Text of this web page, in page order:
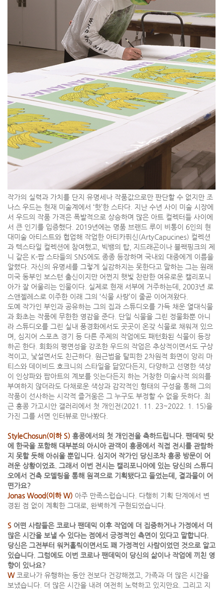
작가의 실력과 가치를 단지 유명세나 작품값으로만 판단할 수 없지만 조
나스 우드는 현재 미술계에서 ‘핫’한 스타다. 지난 수년 사이 미술 시장에
서 우드의 작품 가격은 폭발적으로 상승하며 많은 아트 컬렉터들 사이에
서 큰 인기를 입증했다. 2019년에는 명품 브랜드 루이 비통이 6인의 현
대미술 아티스트와 협업해 작업한 아티카퓌신(ArtyCapucines) 컬렉션
과 텍스타일 컬렉션에 참여했고, 빅뱅의 탑, 지드래곤이나 블랙핑크의 제
니 같은 K-팝 스타들의 SNS에도 종종 등장하며 국내외 대중에게 이름을
알렸다. 자신의 유명세를 그렇게 실감하지는 못한다고 말하는 그는 원래
미국 동부인 보스턴 출신이지만 어쩐지 햇빛 찬란한 여유로운 캘리포니
아가 잘 어울리는 인물이다. 실제로 현재 서부에 거주하는데, 2003년 로
스앤젤레스로 이주한 이래 그의 ‘식물 사랑’이 줄곧 이어져왔다.
도예 작가인 부인과 공유하는 그의 집과 스튜디오를 가득 채운 열대식물
과 화초는 작품에 무한한 영감을 준다. 단일 식물을 그린 정물화뿐 아니
라 스튜디오를 그린 실내 풍경화에서도 곳곳이 온갖 식물로 채워져 있으
며, 심지어 스포츠 경기 등 다른 주제의 작업에도 패턴화된 식물이 등장
하곤 한다. 회화의 평면성을 강조한 우드의 작업은 추상적이면서도 구상
적이고, 낯설면서도 친근하다. 원근법을 탈피한 2차원적 화면이 앙리 마
티스와 데이비드 호크니의 스타일을 닮았다든지, 다양하고 선명한 색상
이 인상파와 팝아트의 계보를 잇는다든지 하는 거창한 미술사적 의의를
부여하지 않더라도 다채로운 색상과 감각적인 형태의 구성을 통해 그의
작품이 선사하는 시각적 즐거움은 그 누구도 부정할 수 없을 듯하다. 최
근 홍콩 가고시안 갤러리에서 첫 개인전(2021. 11. 23~2022. 1. 15)을
가진 그를 서면 인터뷰로 만나봤다.
StyleChosun(이하 S) 홍콩에서의 첫 개인전을 축하드립니다. 팬데믹 탓
에 한국을 포함해 대부분의 아시아 관객이 홍콩에서 직접 전시를 관람하
지 못할 듯해 아쉬울 뿐입니다. 심지어 작가인 당신조차 홍콩 방문이 어
려운 상황이었죠. 그래서 이번 전시는 캘리포니아에 있는 당신의 스튜디
오에서 건축 모델링을 통해 원격으로 기획됐다고 들었는데, 결과물이 어
떤가요?
Jonas Wood(이하 W) 아주 만족스럽습니다. 다행히 기획 단계에서 변
경된 점 없이 계획한 그대로, 완벽하게 구현되었습니다.
S 어떤 사람들은 코로나 팬데믹 이후 작업에 더 집중하거나 가정에서 더
많은 시간을 보낼 수 있다는 점에서 긍정적인 측면이 있다고 말합니다.
당신은 그전부터 워커홀릭이면서도 꽤 가정적인 사람이었던 것으로 알고
있습니다. 그럼에도 이번 코로나 팬데믹이 당신의 삶이나 작업에 끼친 영
향이 있나요?
W코로나가 유행하는 동안 전보다 건강해졌고, 가족과 더 많은 시간을
보냈습니다. 더 많은 시간을 내려 여전히 노력하고 있지만요. 그리고 지